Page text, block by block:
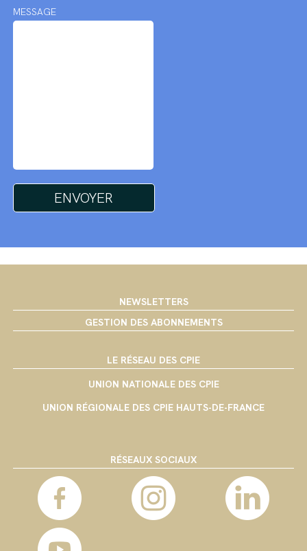
MESSAGE
NEWSLETTERS
GESTION DES ABONNEMENTS
LE RÉSEAU DES CPIE
UNION NATIONALE DES CPIE
UNION RÉGIONALE DES CPIE HAUTS-DE-FRANCE
RÉSEAUX SOCIAUX